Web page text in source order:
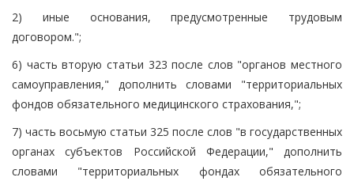
2) иные основания, предусмотренные трудовым
договором.";
6) часть вторую статьи 323 после слов "органов местного
самоуправления," дополнить словами "территориальных
фондов обязательного медицинского страхования,";
7) часть восьмую статьи 325 после слов "в государственных
органах субъектов Российской Федерации," дополнить
словами "территориальных фондах обязательного